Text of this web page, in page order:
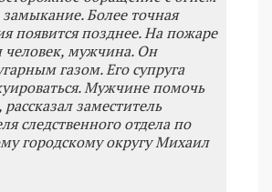
Более точная
появится позднее. На пожаре
человек, мужчина. Он
газом. Его супруга
Мужчине помочь
заместитель
следственного отдела по
городскому округу Михаил